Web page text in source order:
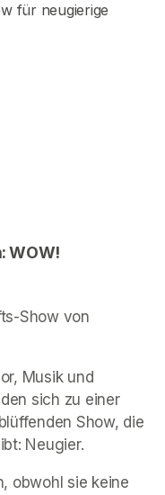
für neugierige
WOW!
Show von
Musik und
sich zu einer
Show, die
Neugier.
obwohl sie keine